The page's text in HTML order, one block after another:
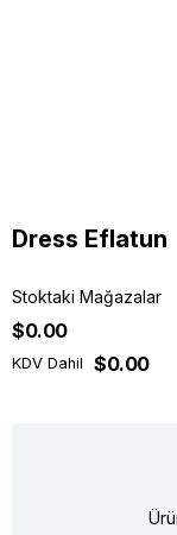
Dress Eflatun
Stoktaki Mağazalar
$0.00
KDV Dahil $0.00